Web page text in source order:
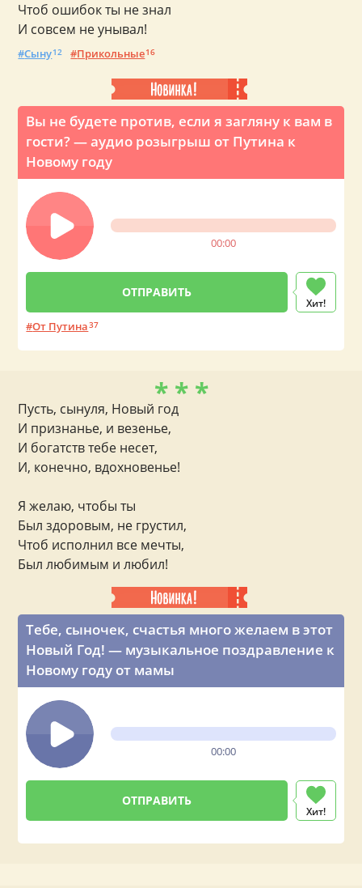
Вы не будете против, если я загляну к вам в
гости? — аудио розыгрыш от Путина к
Новому году
00:00
Хит!
От Путина37
Чтоб ошибок ты не знал
И совсем не унывал!
Сыну12 Прикольные16
Тебе, сыночек, счастья много желаем в этот
Новый Год! — музыкальное поздравление к
Новому году от мамы
00:00
Хит!
* * *
Пусть, сынуля, Новый год
И признанье, и везенье,
И богатств тебе несет,
И, конечно, вдохновенье!
Я желаю, чтобы ты
Был здоровым, не грустил,
Чтоб исполнил все мечты,
Был любимым и любил!